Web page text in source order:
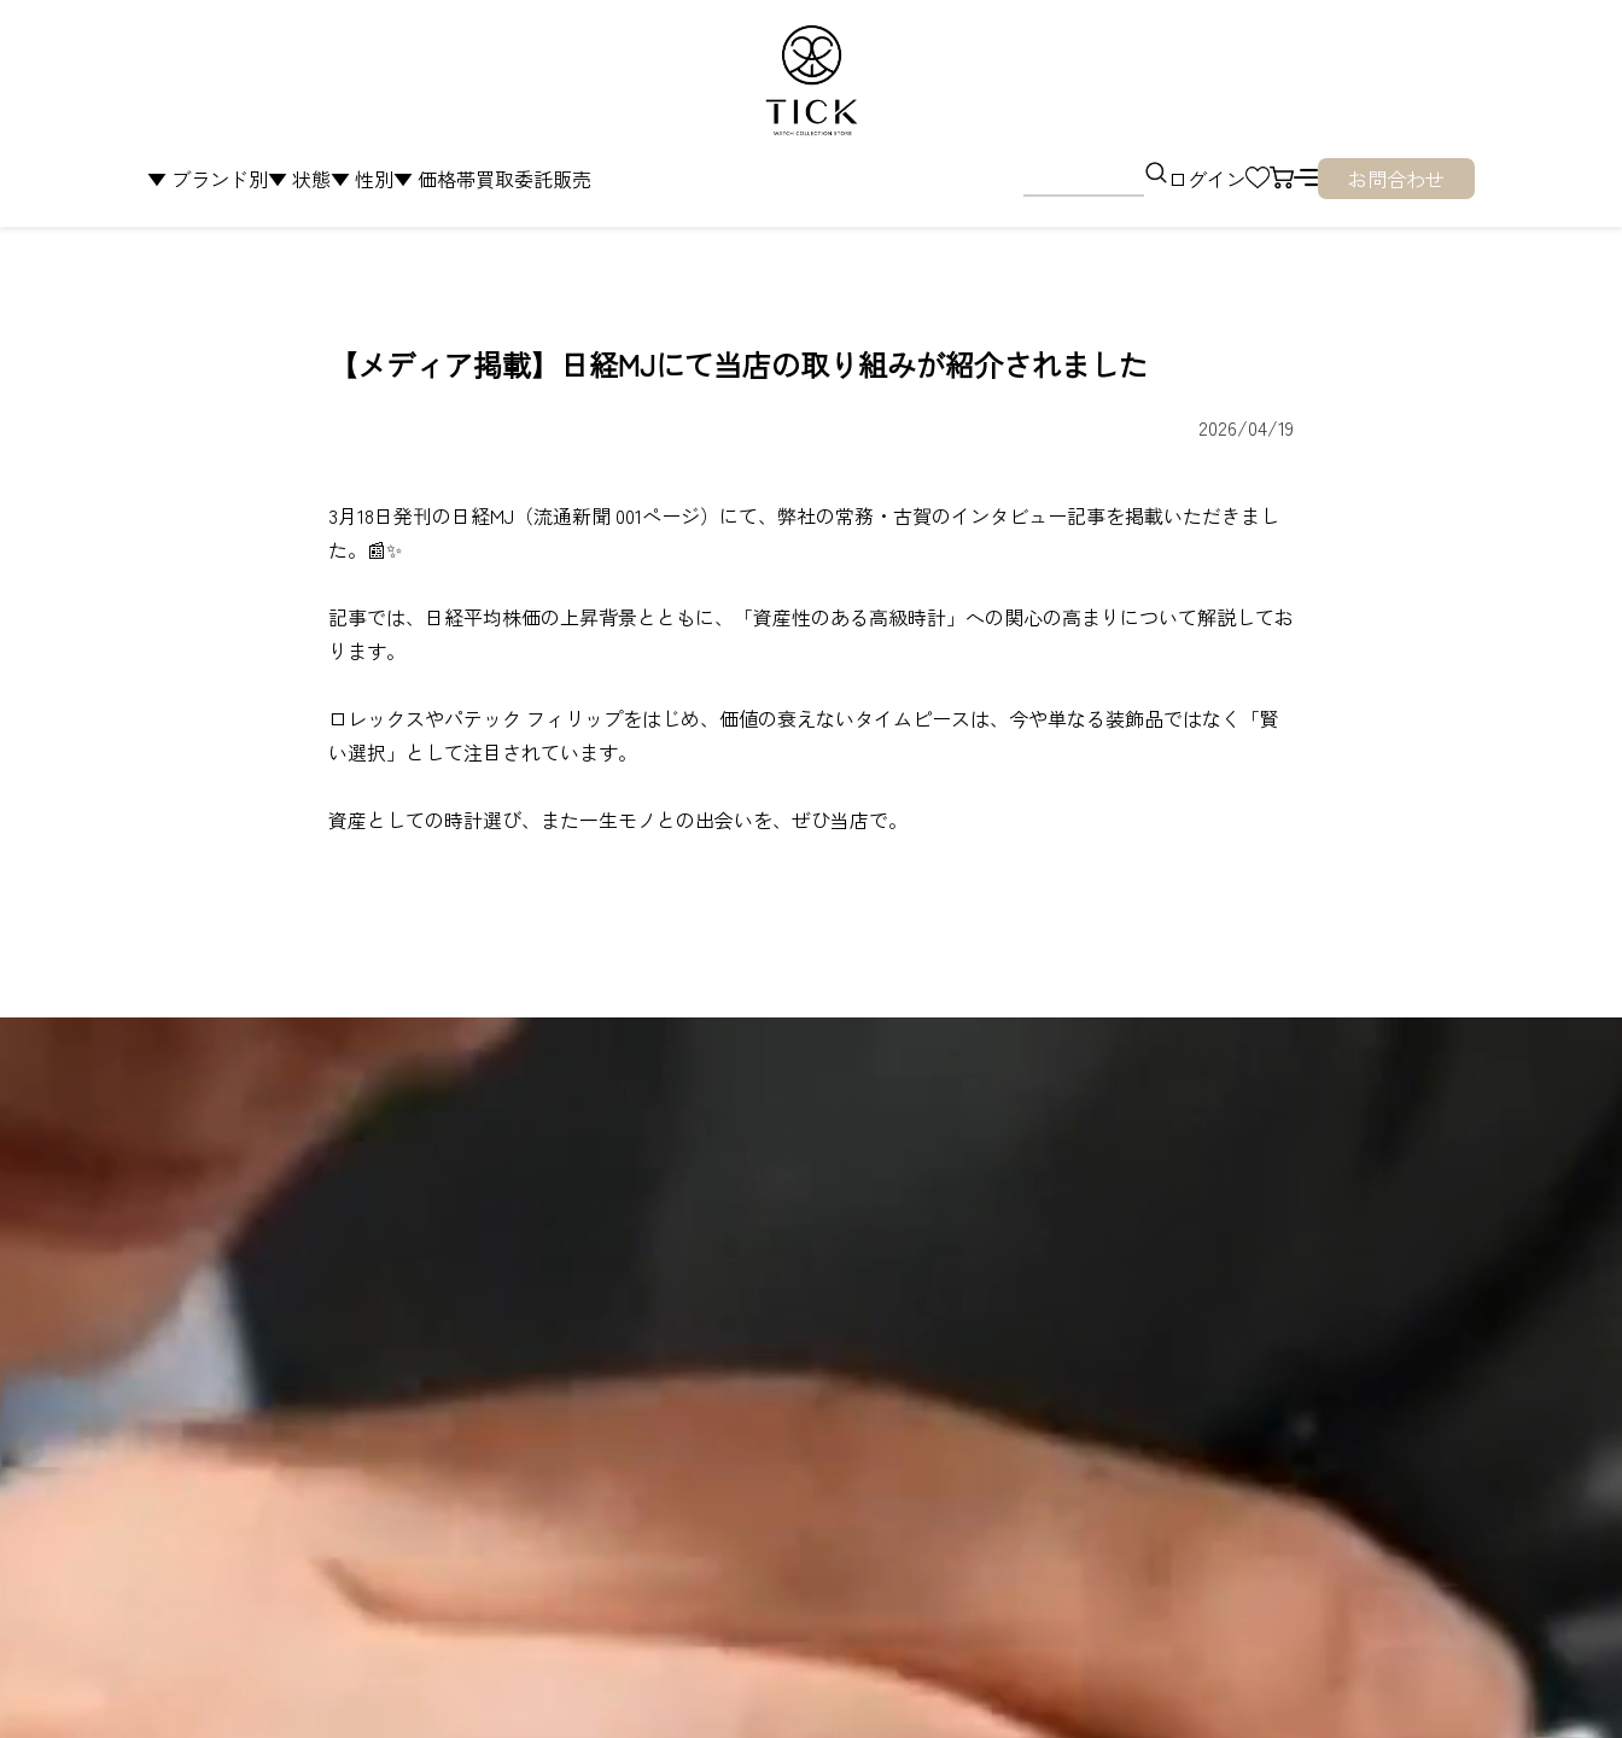
▼ ブランド別▼ 状態▼ 性別▼ 価格帯買取委託販売 ログイン お問合わせ
【メディア掲載】日経MJにて当店の取り組みが紹介されました
2026/04/19
3月18日発刊の日経MJ（流通新聞 001ページ）にて、弊社の常務・古賀のインタビュー記事を掲載いただきまし
た。📰✨
記事では、日経平均株価の上昇背景とともに、「資産性のある高級時計」への関心の高まりについて解説してお
ります。
ロレックスやパテック フィリップをはじめ、価値の衰えないタイムピースは、今や単なる装飾品ではなく「賢
い選択」として注目されています。
資産としての時計選び、また一生モノとの出会いを、ぜひ当店で。